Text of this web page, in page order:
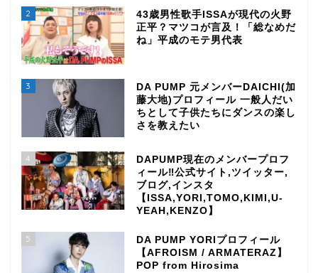
2
43歳男性歌手ISSAが現代の火野
正平？マツコが言及！「総なめだ
ね」平成のモテ男代表
3
DA PUMP 元メンバーDAICHI(加
藤大地)プロフィール 一般人だい
ちとして子供たちにダンスの楽し
さを教えたい
4
DAPUMP現在のメンバープロフ
ィール‼公式サイト,ツイッター,
ブログ,インスタ
【ISSA,YORI,TOMO,KIMI,U-
YEAH,KENZO】
5
DA PUMP YORIプロフィール
【AFROISM / ARMATERAZ】
POP from Hirosima